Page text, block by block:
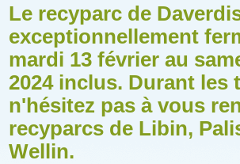
Corps
de
la
Le recyparc de
exceptionnellement
mardi 13 février au
2024 inclus. Durant les
n'hésitez pas à vous
recyparcs de Libin,
Wellin.